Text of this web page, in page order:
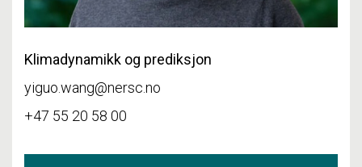
Klimadynamikk og prediksjon
yiguo.wang@nersc.no
+47 55 20 58 00